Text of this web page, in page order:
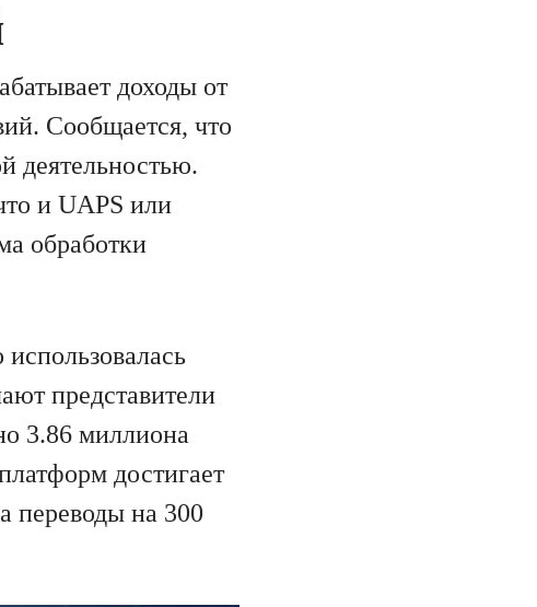
доходы от
Сообщается, что
деятельностью.
и UAPS или
обработки
представители
3.86 миллиона
достигает
переводы на 300